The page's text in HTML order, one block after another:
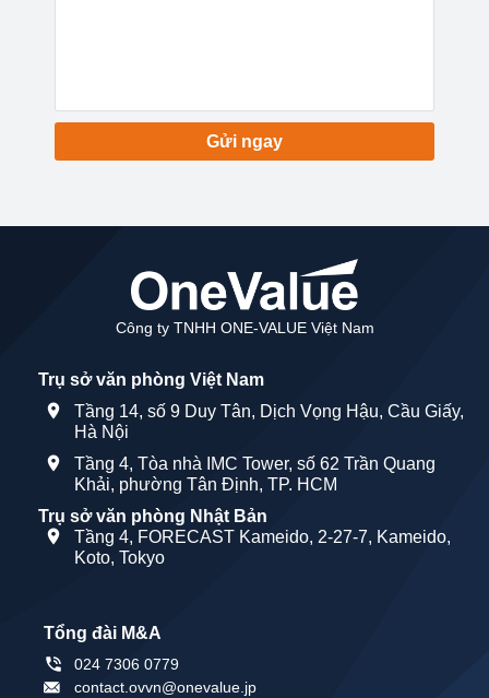
Gửi ngay
Công ty TNHH ONE-VALUE Việt Nam
Trụ sở văn phòng Việt Nam
Tầng 14, số 9 Duy Tân, Dịch Vọng Hậu, Cầu Giấy,
Hà Nội
Tầng 4, Tòa nhà IMC Tower, số 62 Trần Quang
Khải, phường Tân Định, TP. HCM
Trụ sở văn phòng Nhật Bản
Tầng 4, FORECAST Kameido, 2-27-7, Kameido,
Koto, Tokyo
Tổng đài M&A
024 7306 0779
contact.ovvn@onevalue.jp